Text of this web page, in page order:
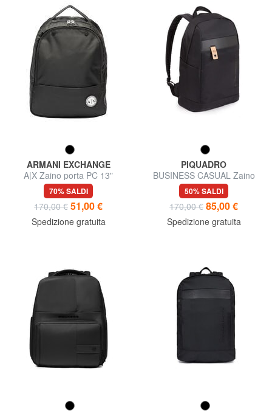
ARMANI EXCHANGE
A|X Zaino porta PC 13"
70% SALDI
170,00 € 51,00 €
Spedizione gratuita
PIQUADRO
BUSINESS CASUAL Zaino
porta PC 13"
50% SALDI
170,00 € 85,00 €
Spedizione gratuita